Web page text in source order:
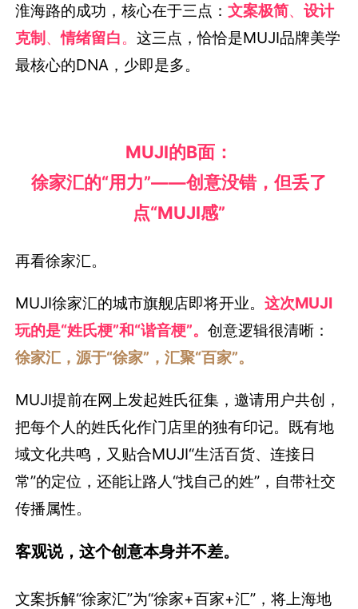
淮海路的成功，核心在于三点：文案极简、设计
克制 、情绪留白。这三点，恰恰是MUJI品牌美学
最核心的DNA，少即是多。
MUJI的B面：
徐家汇的“用力”——创意没错，但丢了
点“MUJI感”
再看徐家汇。
MUJI徐家汇的城市旗舰店即将开业。这次MUJI
玩的是“姓氏梗”和“谐音梗”。创意逻辑很清晰：
徐家汇，源于“徐家”，汇聚“百家”。
MUJI提前在网上发起姓氏征集，邀请用户共创，
把每个人的姓氏化作门店里的独有印记。既有地
域文化共鸣，又贴合MUJI“生活百货、连接日
常”的定位，还能让路人“找自己的姓”，自带社交
传播属性。
客观说，这个创意本身并不差。
文案拆解“徐家汇”为“徐家+百家+汇”，将上海地